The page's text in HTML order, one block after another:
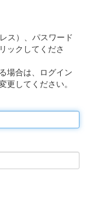
ス）、パスワード
ックしてくださ
場合は、ログイン
更してください。